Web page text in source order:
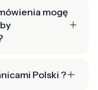
mogę
Polski ?